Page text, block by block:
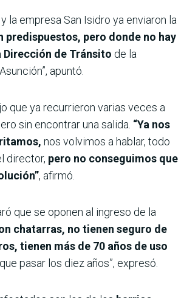
la empresa San Isidro ya enviaron la
predispuestos, pero donde no hay
Dirección de Tránsito de la
apuntó.
que ya recurrieron varias veces a
sin encontrar una salida. “Ya nos
nos volvimos a hablar, todo
director, pero no conseguimos que
, afirmó.
que se oponen al ingreso de la
chatarras, no tienen seguro de
tienen más de 70 años de uso
pasar los diez años”, expresó.